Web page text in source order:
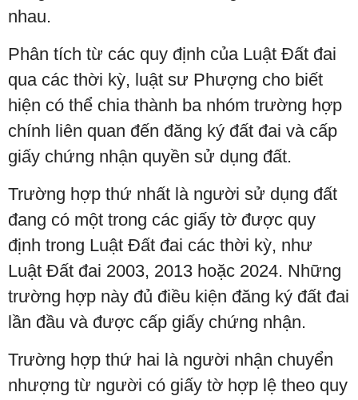
nhau.
Phân tích từ các quy định của Luật Đất đai
qua các thời kỳ, luật sư Phượng cho biết
hiện có thể chia thành ba nhóm trường hợp
chính liên quan đến đăng ký đất đai và cấp
giấy chứng nhận quyền sử dụng đất.
Trường hợp thứ nhất là người sử dụng đất
đang có một trong các giấy tờ được quy
định trong Luật Đất đai các thời kỳ, như
Luật Đất đai 2003, 2013 hoặc 2024. Những
trường hợp này đủ điều kiện đăng ký đất đai
lần đầu và được cấp giấy chứng nhận.
Trường hợp thứ hai là người nhận chuyển
nhượng từ người có giấy tờ hợp lệ theo quy